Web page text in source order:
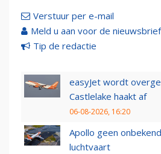
Verstuur per e-mail
Meld u aan voor de nieuwsbrief
Tip de redactie
easyJet wordt
Castlelake haakt af
06-08-2026, 16:20
Apollo geen
luchtvaart